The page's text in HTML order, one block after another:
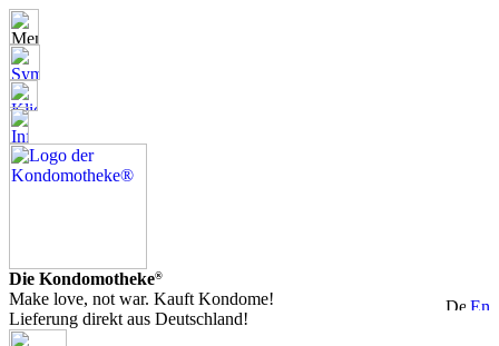
Die Kondomotheke®
Make love, not war. Kauft Kondome!
Lieferung direkt aus Deutschland!